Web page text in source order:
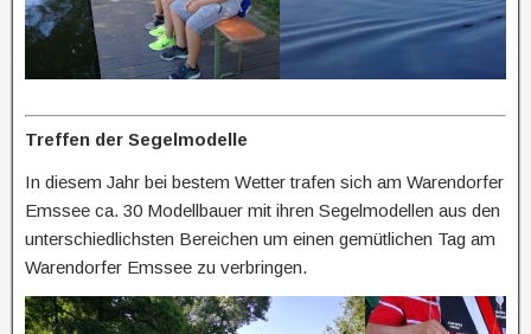
Treffen der Segelmodelle
In diesem Jahr bei bestem Wetter trafen sich am Warendorfer
Emssee ca. 30 Modellbauer mit ihren Segelmodellen aus den
unterschiedlichsten Bereichen um einen gemütlichen Tag am
Warendorfer Emssee zu verbringen.